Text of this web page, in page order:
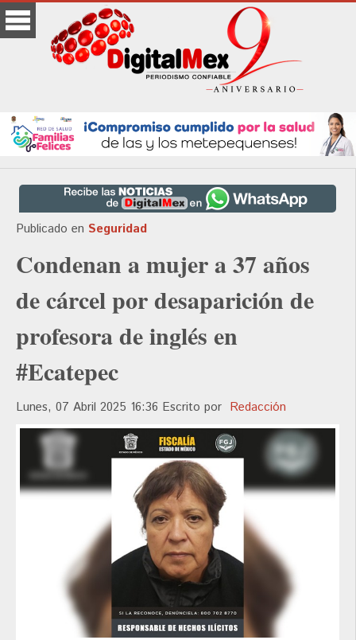
Publicado en Seguridad
Condenan a mujer a 37 años
de cárcel por desaparición de
profesora de inglés en
#Ecatepec
Lunes, 07 Abril 2025 16:36 Escrito por Redacción